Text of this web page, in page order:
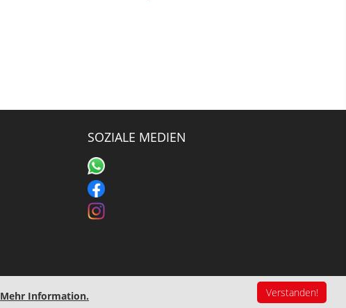
SOZIALE MEDIEN
Impressum
Mehr Information. Verstanden!